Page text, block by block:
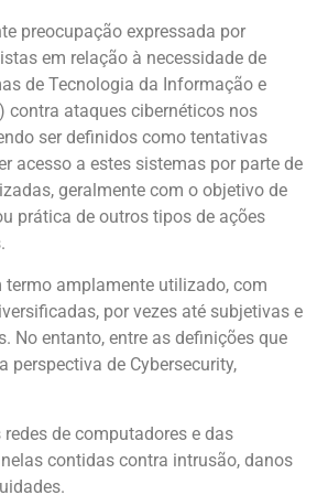
preocupação expressada por
em relação à necessidade de
de Tecnologia da Informação e
contra ataques cibernéticos nos
ser definidos como tentativas
acesso a estes sistemas por parte de
geralmente com o objetivo de
prática de outros tipos de ações
termo amplamente utilizado, com
por vezes até subjetivas e
No entanto, entre as definições que
perspectiva de Cybersecurity,
redes de computadores e das
contidas contra intrusão, danos